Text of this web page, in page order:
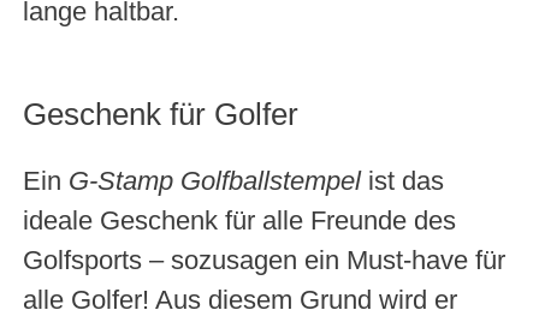
lange haltbar.
Geschenk für Golfer
Ein G-Stamp Golfballstempelist das
ideale Geschenk für alle Freunde des
Golfsports – sozusagen ein Must-have für
alle Golfer! Aus diesem Grund wird er